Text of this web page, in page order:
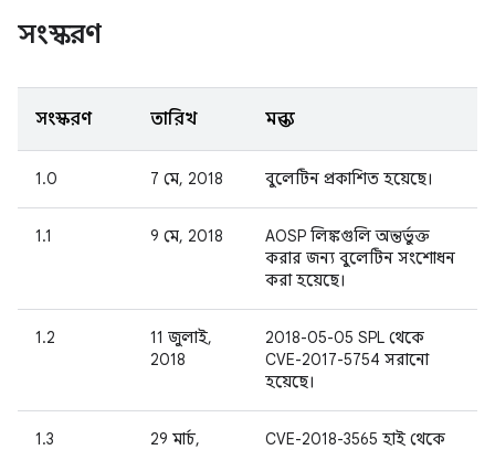
সংস্করণ
সংস্করণ তারিখ মন্তব্য
1.0 7 মে, 2018 বুলেটিন প্রকাশিত হয়েছে।
1.1 9 মে, 2018
AOSP লিঙ্কগুলি অন্তর্ভুক্ত
করার জন্য বুলেটিন সংশোধন
করা হয়েছে।
1.2
11 জুলাই,
2018
2018-05-05 SPL থেকে
CVE-2017-5754 সরানো
হয়েছে।
1.3
29 মার্চ,
CVE-2018-3565 হাই থেকে